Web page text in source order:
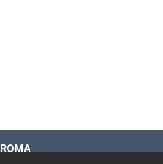
ROMA